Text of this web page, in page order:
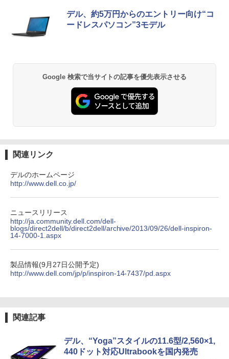
ice2024可送料無料 中古パソコン軽量
￥25,800
￥770
エース)
クスDIGITAL)
スーパーの裏でヤニ吸うふたり 9巻 (デジタル
￥810
デル、約5万円からのエントリー向け“コ
ードレスパソコン”3モデル
Google 検索で当サイトの記事を優先表示させる
関連リンク
デルのホームページ
http://www.dell.co.jp/
ニュースリリース
http://ja.community.dell.com/dell-
blogs/direct2dell/b/direct2dell/archive/2013/09/26/dell-inspiron-
14-7000-1.aspx
製品情報(9月27日公開予定)
http://www.dell.com/jp/p/inspiron-14-7437/pd.aspx
関連記事
デル、“Yoga”スタイルの11.6型/2,560×1,
440ドット対応Ultrabookを国内発売